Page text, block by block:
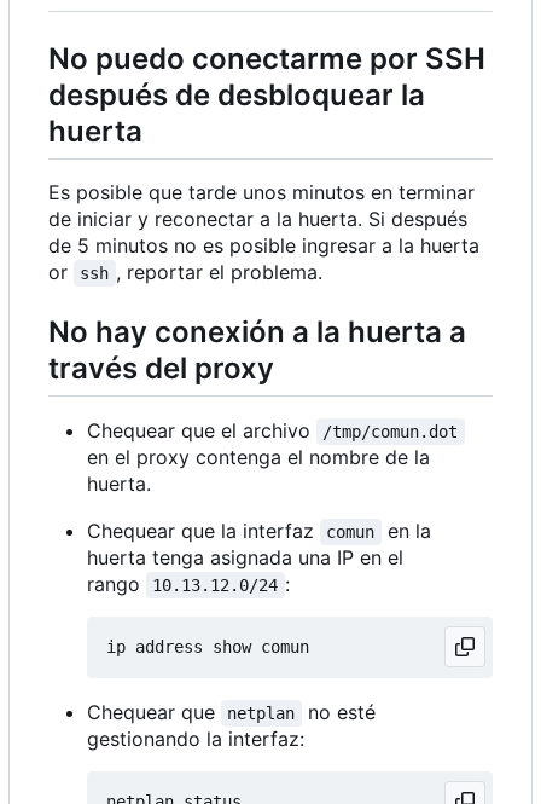
No puedo conectarme por SSH
después de desbloquear la
huerta
Es posible que tarde unos minutos en terminar
de iniciar y reconectar a la huerta. Si después
de 5 minutos no es posible ingresar a la huerta
or
ssh , reportar el problema.
No hay conexión a la huerta a
través del proxy
Chequear que el archivo /tmp/comun.dot
en el proxy contenga el nombre de la
huerta.
Chequear que la interfaz
comun
en la
huerta tenga asignada una IP en el
rango
10.13.12.0/24 :
Chequear que netplan
no esté
gestionando la interfaz: